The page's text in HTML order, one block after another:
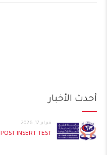
أحدث الأخبار
فبراير 17, 2026
POST INSERT TEST